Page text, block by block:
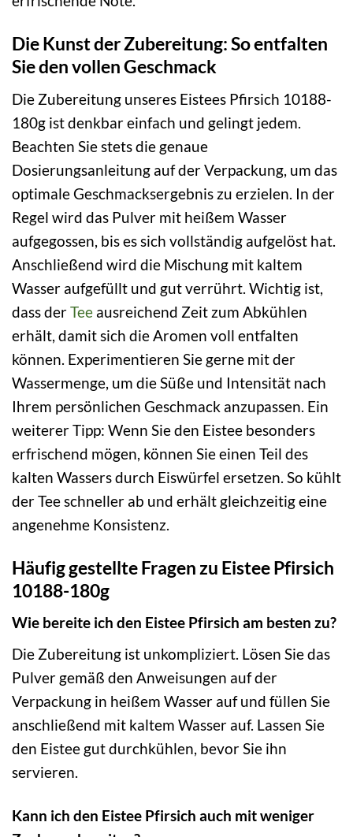
Die Kunst der Zubereitung: So entfalten
Sie den vollen Geschmack
Die Zubereitung unseres Eistees Pfirsich 10188-
180g ist denkbar einfach und gelingt jedem.
Beachten Sie stets die genaue
Dosierungsanleitung auf der Verpackung, um das
optimale Geschmacksergebnis zu erzielen. In der
Regel wird das Pulver mit heißem Wasser
aufgegossen, bis es sich vollständig aufgelöst hat.
Anschließend wird die Mischung mit kaltem
Wasser aufgefüllt und gut verrührt. Wichtig ist,
dass derTee ausreichend Zeit zum Abkühlen
erhält, damit sich die Aromen voll entfalten
können. Experimentieren Sie gerne mit der
Wassermenge, um die Süße und Intensität nach
Ihrem persönlichen Geschmack anzupassen. Ein
weiterer Tipp: Wenn Sie den Eistee besonders
erfrischend mögen, können Sie einen Teil des
kalten Wassers durch Eiswürfel ersetzen. So kühlt
der Tee schneller ab und erhält gleichzeitig eine
angenehme Konsistenz.
Häufig gestellte Fragen zu Eistee Pfirsich
10188-180g
Wie bereite ich den Eistee Pfirsich am besten zu?
Die Zubereitung ist unkompliziert. Lösen Sie das
Pulver gemäß den Anweisungen auf der
Verpackung in heißem Wasser auf und füllen Sie
anschließend mit kaltem Wasser auf. Lassen Sie
den Eistee gut durchkühlen, bevor Sie ihn
servieren.
Kann ich den Eistee Pfirsich auch mit weniger